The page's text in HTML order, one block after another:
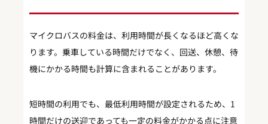
マイクロバスの料金は、利用時間が長くなるほど高くな
ります。乗車している時間だけでなく、回送、休憩、待
機にかかる時間も計算に含まれることがあります。
短時間の利用でも、最低利用時間が設定されるため、1
時間だけの送迎であっても一定の料金がかかる点に注意